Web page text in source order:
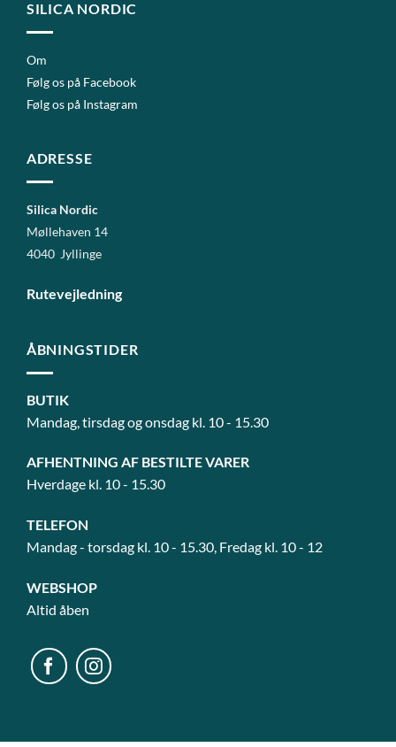
SILICA NORDIC
Om
Følg os på Facebook
Følg os på Instagram
ADRESSE
Silica Nordic
Møllehaven 14
4040 Jyllinge
Rutevejledning
ÅBNINGSTIDER
BUTIK
Mandag, tirsdag og onsdag kl. 10 - 15.30
AFHENTNING AF BESTILTE VARER
Hverdage kl. 10 - 15.30
TELEFON
Mandag - torsdag kl. 10 - 15.30, Fredag kl. 10 - 12
WEBSHOP
Altid åben